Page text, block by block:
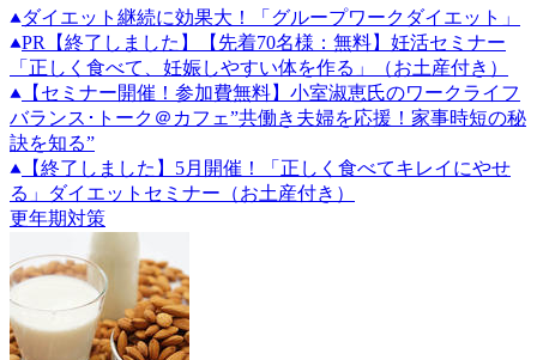
ダイエット継続に効果大！「グループワークダイエット」
PR
【終了しました】【先着70名様：無料】妊活セミナー
「正しく食べて、妊娠しやすい体を作る」（お土産付き）
【セミナー開催！参加費無料】小室淑恵氏のワークライフ
バランス･トーク＠カフェ”共働き夫婦を応援！家事時短の秘
訣を知る”
【終了しました】5月開催！「正しく食べてキレイにやせ
る」ダイエットセミナー（お土産付き）
更年期対策